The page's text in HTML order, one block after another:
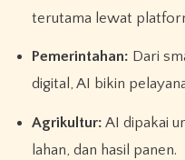
terutama lewat
Pemerintahan: Dari
digital, AI bikin
Agrikultur: AI dipakai
lahan, dan hasil panen.